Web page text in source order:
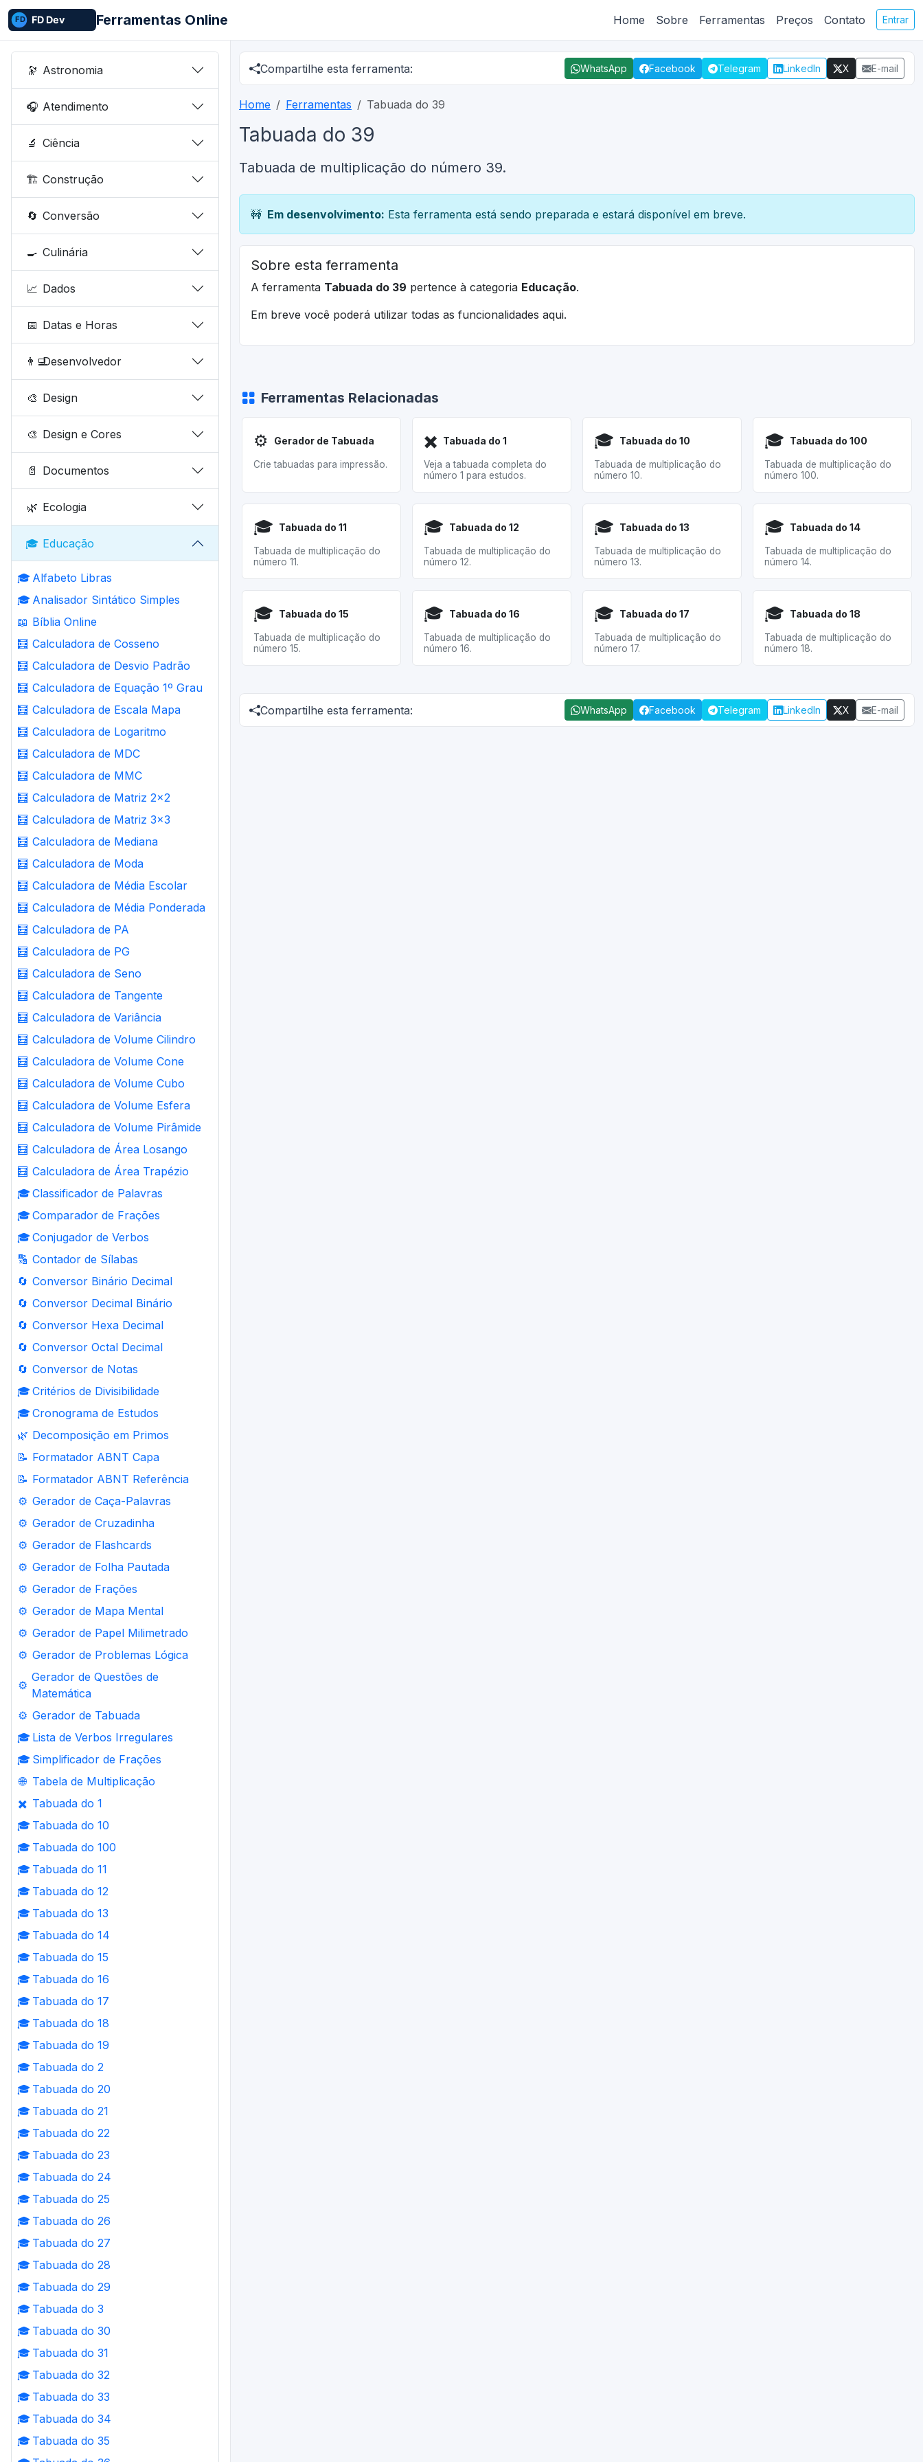
Ferramentas Online Home Sobre Ferramentas Preços Contato Entrar
🔭 Astronomia
🎧 Atendimento
🔬 Ciência
🏗️ Construção
🔄 Conversão
🍳 Culinária
📈 Dados
📅 Datas e Horas
👨‍💻Desenvolvedor
🎨 Design
🎨 Design e Cores
📄 Documentos
🌿 Ecologia
🎓 Educação
🎓 Alfabeto Libras
🎓 Analisador Sintático Simples
📖 Bíblia Online
🧮 Calculadora de Cosseno
🧮 Calculadora de Desvio Padrão
🧮 Calculadora de Equação 1º Grau
🧮 Calculadora de Escala Mapa
🧮 Calculadora de Logaritmo
🧮 Calculadora de MDC
🧮 Calculadora de MMC
🧮 Calculadora de Matriz 2x2
🧮 Calculadora de Matriz 3x3
🧮 Calculadora de Mediana
🧮 Calculadora de Moda
🧮 Calculadora de Média Escolar
🧮 Calculadora de Média Ponderada
🧮 Calculadora de PA
🧮 Calculadora de PG
🧮 Calculadora de Seno
🧮 Calculadora de Tangente
🧮 Calculadora de Variância
🧮 Calculadora de Volume Cilindro
🧮 Calculadora de Volume Cone
🧮 Calculadora de Volume Cubo
🧮 Calculadora de Volume Esfera
🧮 Calculadora de Volume Pirâmide
🧮 Calculadora de Área Losango
🧮 Calculadora de Área Trapézio
🎓Classificador de Palavras
🎓Comparador de Frações
🎓Conjugador de Verbos
🔢 Contador de Sílabas
🔄 Conversor Binário Decimal
🔄 Conversor Decimal Binário
🔄 Conversor Hexa Decimal
🔄 Conversor Octal Decimal
🔄 Conversor de Notas
🎓Critérios de Divisibilidade
🎓Cronograma de Estudos
🌿 Decomposição em Primos
📝 Formatador ABNT Capa
📝 Formatador ABNT Referência
⚙️ Gerador de Caça-Palavras
⚙️ Gerador de Cruzadinha
⚙️ Gerador de Flashcards
⚙️ Gerador de Folha Pautada
⚙️ Gerador de Frações
⚙️ Gerador de Mapa Mental
⚙️ Gerador de Papel Milimetrado
⚙️ Gerador de Problemas Lógica
⚙️
Gerador de Questões de
Matemática
⚙️ Gerador de Tabuada
🎓 Lista de Verbos Irregulares
🎓 Simplificador de Frações
🌐 Tabela de Multiplicação
✖️ Tabuada do 1
🎓 Tabuada do 10
🎓 Tabuada do 100
🎓 Tabuada do 11
🎓 Tabuada do 12
🎓 Tabuada do 13
🎓 Tabuada do 14
🎓 Tabuada do 15
🎓 Tabuada do 16
🎓 Tabuada do 17
🎓 Tabuada do 18
🎓 Tabuada do 19
🎓 Tabuada do 2
🎓 Tabuada do 20
🎓 Tabuada do 21
🎓 Tabuada do 22
🎓 Tabuada do 23
🎓 Tabuada do 24
🎓 Tabuada do 25
🎓 Tabuada do 26
🎓 Tabuada do 27
🎓 Tabuada do 28
🎓 Tabuada do 29
🎓 Tabuada do 3
🎓 Tabuada do 30
🎓 Tabuada do 31
🎓 Tabuada do 32
🎓 Tabuada do 33
🎓 Tabuada do 34
🎓 Tabuada do 35
Compartilhe esta ferramenta: WhatsApp Facebook Telegram LinkedIn X E-mail
Home Ferramentas Tabuada do 39
Tabuada do 39
Tabuada de multiplicação do número 39.
🚧 Em desenvolvimento: Esta ferramenta está sendo preparada e estará disponível em breve.
Sobre esta ferramenta
A ferramenta Tabuada do 39 pertence à categoria Educação.
Em breve você poderá utilizar todas as funcionalidades aqui.
Ferramentas Relacionadas
⚙️ Gerador de Tabuada
Crie tabuadas para impressão.
✖️ Tabuada do 1
Veja a tabuada completa do
número 1 para estudos.
🎓 Tabuada do 10
Tabuada de multiplicação do
número 10.
🎓 Tabuada do 100
Tabuada de multiplicação do
número 100.
🎓 Tabuada do 11
Tabuada de multiplicação do
número 11.
🎓 Tabuada do 12
Tabuada de multiplicação do
número 12.
🎓 Tabuada do 13
Tabuada de multiplicação do
número 13.
🎓 Tabuada do 14
Tabuada de multiplicação do
número 14.
🎓 Tabuada do 15
Tabuada de multiplicação do
número 15.
🎓 Tabuada do 16
Tabuada de multiplicação do
número 16.
🎓 Tabuada do 17
Tabuada de multiplicação do
número 17.
🎓 Tabuada do 18
Tabuada de multiplicação do
número 18.
Compartilhe esta ferramenta: WhatsApp Facebook Telegram LinkedIn X E-mail